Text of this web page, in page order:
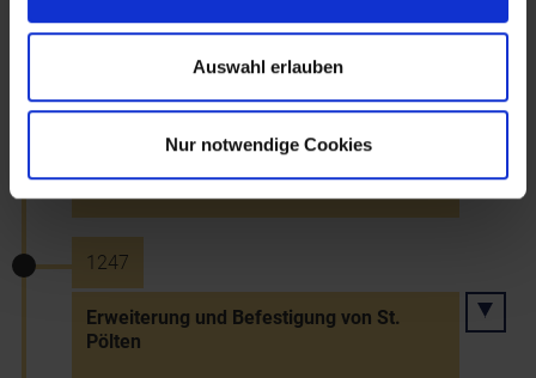
Auswahl erlauben
Nur notwendige Cookies
VI. und Mutter Friedrichs II. (beigesetzt in
Stift Heiligenkreuz)
1247
Erweiterung und Befestigung von St.
Pölten